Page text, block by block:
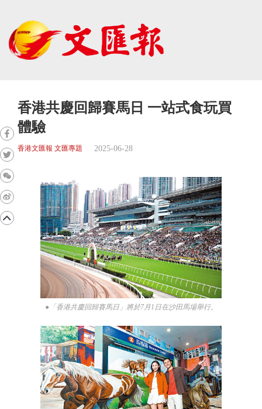
香港共慶回歸賽馬日 一站式食玩買
體驗
香港文匯報 文匯專題 2025-06-28
●「香港共慶回歸賽馬日」將於7月1日在沙田馬場舉行。